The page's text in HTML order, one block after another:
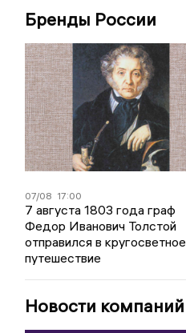
Бренды России
07/08 17:00
7 августа 1803 года граф
Федор Иванович Толстой
отправился в кругосветное
путешествие
Новости компаний